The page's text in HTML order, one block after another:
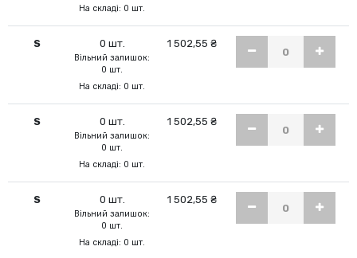
На складі: 0 шт.
S 0 шт.
Вільний залишок:
0 шт.
На складі: 0 шт.
1 502,55 ₴
S 0 шт.
Вільний залишок:
0 шт.
На складі: 0 шт.
1 502,55 ₴
S 0 шт.
Вільний залишок:
0 шт.
На складі: 0 шт.
1 502,55 ₴